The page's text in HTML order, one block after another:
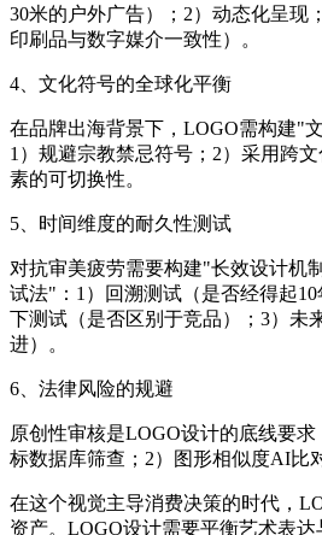
30米的户外广告）；2）动态化呈现
印刷品与数字媒介一致性）。
4、文化符号的全球化平衡
在品牌出海背景下，LOGO需构建"
1）规避宗教禁忌符号；2）采用跨
素的可切换性。
5、时间维度的耐久性测试
对抗审美疲劳需要构建"长效设计机
试法"：1）回溯测试（是否经得起
下测试（是否区别于竞品）；3）未
进）。
6、法律风险的规避
原创性审核是LOGO设计的底线要
标数据库筛查；2）图形相似度AI比
在这个视觉主导消费决策的时代，
资产。LOGO设计需要平衡艺术表